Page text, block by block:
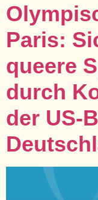
Paris:
queere
durch
der US-